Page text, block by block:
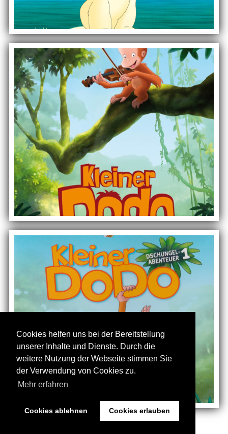
Cookies helfen uns bei der Bereitstellung
unserer Inhalte und Dienste. Durch die
weitere Nutzung der Webseite stimmen Sie
der Verwendung von Cookies zu.
Mehr erfahren
Cookies ablehnen Cookies erlauben